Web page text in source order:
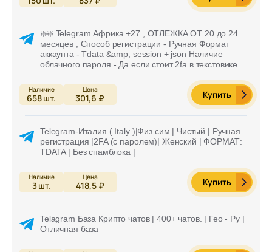
❇️❇️ Telegram Африка +27 , ОТЛЕЖКА ОТ 20 до 24
месяцев , Способ регистрации - Ручная Формат
аккаунта - Tdata &amp; session + json Наличие
облачного пароля - Да если стоит 2fa в текстовике
658шт. 301,6 ₽ Купить
Telegram-Италия ( Italy )|Физ сим | Чистый | Ручная
регистрация |2FA (с паролем)| Женский | ФОРМАТ:
TDATA | Без спамблока |
3шт. 418,5 ₽ Купить
Telagram База Крипто чатов | 400+ чатов. | Гео - Ру |
Отличная база